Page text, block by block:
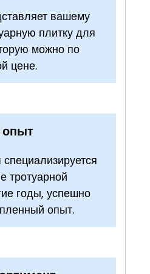
вашему
плитку для
можно по
цене.
опыт
тротуарной
годы, успешно
опыт.